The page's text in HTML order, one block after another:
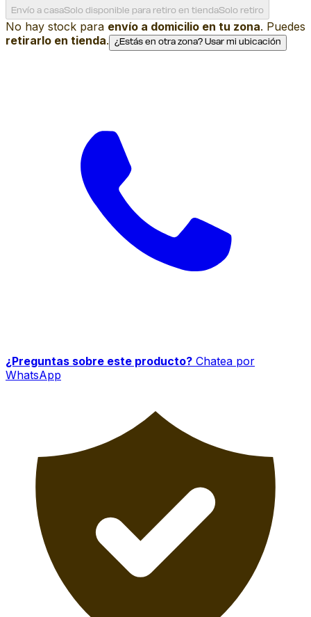
Envío a casaSolo disponible para retiro en tiendaSolo retiro
No hay stock para envío a domicilio en tu zona. Puedes
retirarlo en tienda. ¿Estás en otra zona? Usar mi ubicación
¿Preguntas sobre este producto? Chatea por
WhatsApp